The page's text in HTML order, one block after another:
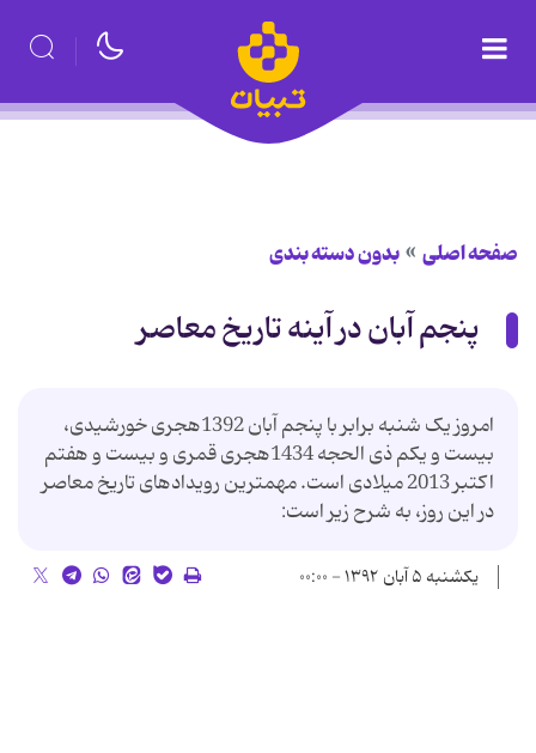
صفحه اصلی بدون دسته بندی
پنجم آبان در آینه تاریخ معاصر
امروز یک شنبه برابر با پنجم آبان 1392هجری خورشیدی،
بیست و یکم ذی الحجه 1434هجری قمری و بیست و هفتم
اکتبر 2013 میلادی است. مهمترین رویدادهای تاریخ معاصر
در این روز، به شرح زیر است:
یکشنبه ۵ آبان ۱۳۹۲ - ۰۰:۰۰